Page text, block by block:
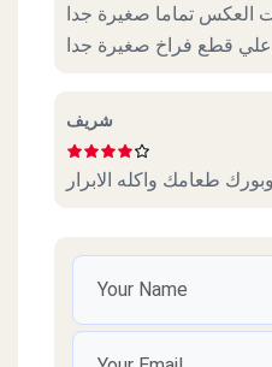
العكس تماما صغيرة جدا
قطع فراخ صغيرة جدا
شريف
طعامك واكله الابرار